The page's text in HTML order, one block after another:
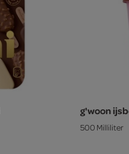
g'woon
500 Milliliter